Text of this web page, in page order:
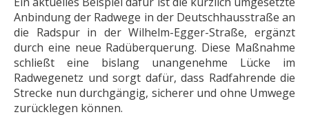
Anbindung der Radwege in der Deutschhausstraße an
die Radspur in der Wilhelm-Egger-Straße, ergänzt
durch eine neue Radüberquerung. Diese Maßnahme
schließt eine bislang unangenehme Lücke im
Radwegenetz und sorgt dafür, dass Radfahrende die
Strecke nun durchgängig, sicherer und ohne Umwege
zurücklegen können.